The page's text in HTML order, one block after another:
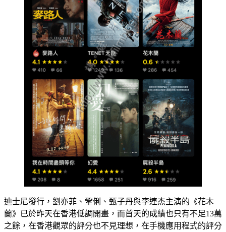
迪士尼發行，劉亦菲、鞏俐、甄子丹與李連杰主演的《花木
蘭》已於昨天在香港低調開畫，而首天的成績也只有不足13萬
之餘，在香港觀眾的評分也不見理想，在手機應用程式的評分